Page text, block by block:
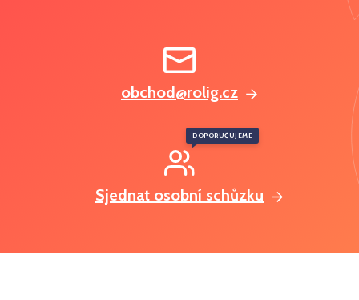
obchod@rolig.cz
Sjednat osobní schůzku
DOPORUČUJEME